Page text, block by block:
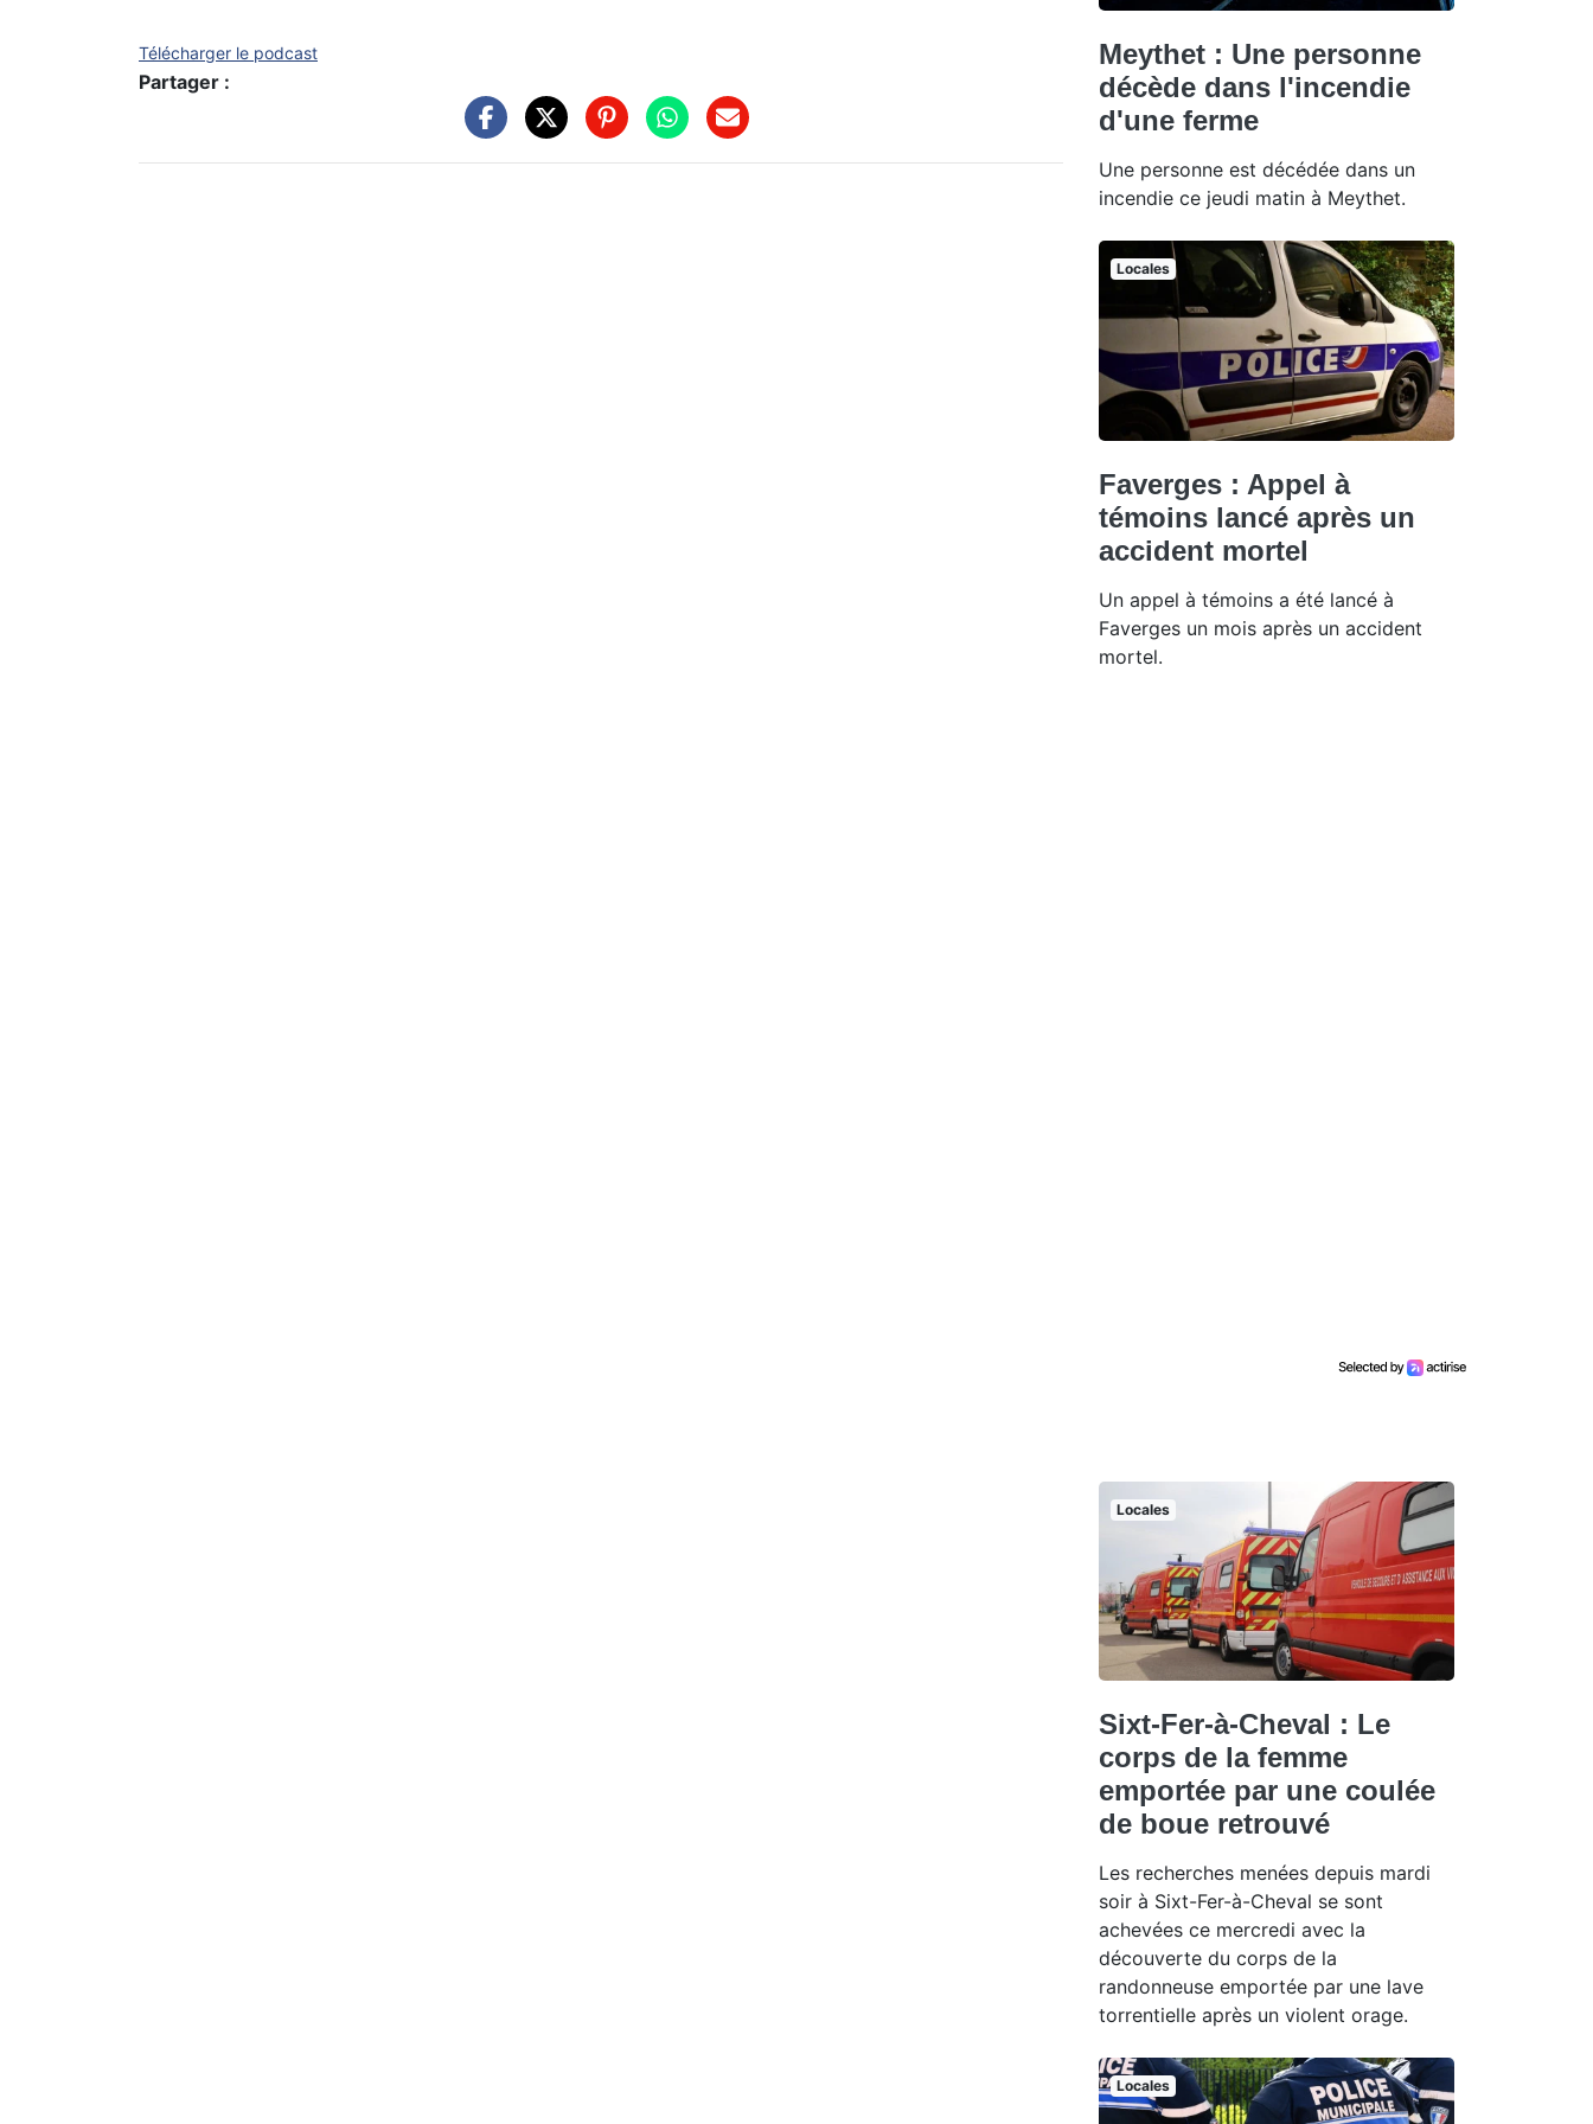
Télécharger le podcast
Partager :
Meythet : Une personne
décède dans l'incendie
d'une ferme
Une personne est décédée dans un
incendie ce jeudi matin à Meythet.
Locales
Faverges : Appel à
témoins lancé après un
accident mortel
Un appel à témoins a été lancé à
Faverges un mois après un accident
mortel.
Locales
Sixt-Fer-à-Cheval : Le
corps de la femme
emportée par une coulée
de boue retrouvé
Les recherches menées depuis mardi
soir à Sixt-Fer-à-Cheval se sont
achevées ce mercredi avec la
découverte du corps de la
randonneuse emportée par une lave
torrentielle après un violent orage.
Locales